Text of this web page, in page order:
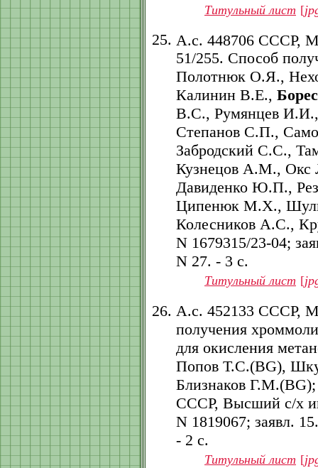
Титульный лист [
А.с. 448706 СССР,
51/255. Способ
Полотнюк О.Я.,
Калинин В.Е.,
В.С., Румянцев
Степанов С.П.,
Забродский С.С.,
Кузнецов А.М.,
Давиденко Ю.П.,
Ципенюк М.Х.,
Колесников А.С.,
N 1679315/23-04;
N 27. - 3 с.
Титульный лист [
А.с. 452133 СССР,
получения
для окисления
Попов Т.С.(BG),
Близнаков
СССР, Высший с/х
N 1819067; заявл.
- 2 с.
Титульный лист [